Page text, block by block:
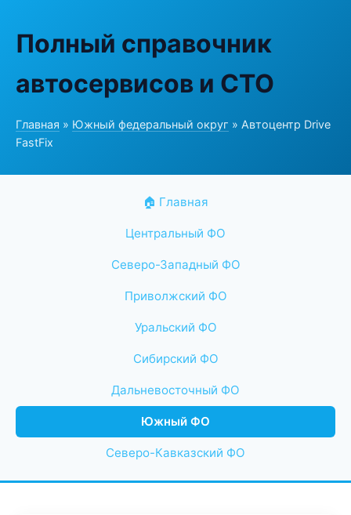
Полный справочник
автосервисов и СТО
Главная » Южный федеральный округ » Автоцентр Drive
FastFix
🏠 Главная
Центральный ФО
Северо-Западный ФО
Приволжский ФО
Уральский ФО
Сибирский ФО
Дальневосточный ФО
Южный ФО
Северо-Кавказский ФО